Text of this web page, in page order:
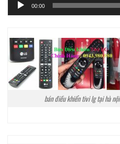
00:00
bán điều khiển tivi lg tại hà nội